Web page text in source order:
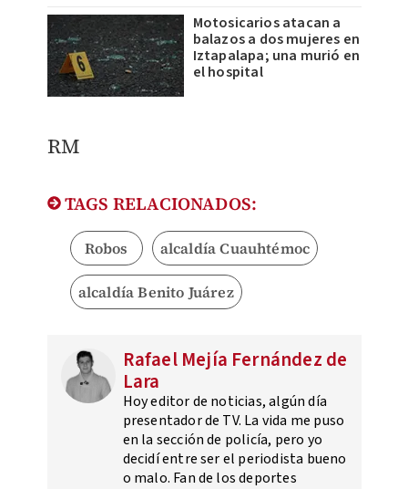
Motosicarios atacan a
balazos a dos mujeres en
Iztapalapa; una murió en
el hospital
RM
TAGS RELACIONADOS:
Robos alcaldía Cuauhtémoc
alcaldía Benito Juárez
Rafael Mejía Fernández de
Lara
Hoy editor de noticias, algún día
presentador de TV. La vida me puso
en la sección de policía, pero yo
decidí entre ser el periodista bueno
o malo. Fan de los deportes